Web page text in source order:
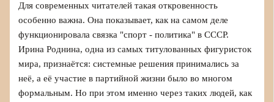
Для современных читателей такая откровенность
особенно важна. Она показывает, как на самом деле
функционировала связка "спорт - политика" в СССР.
Ирина Роднина, одна из самых титулованных фигуристок
мира, признаётся: системные решения принимались за
неё, а её участие в партийной жизни было во многом
формальным. Но при этом именно через таких людей, как